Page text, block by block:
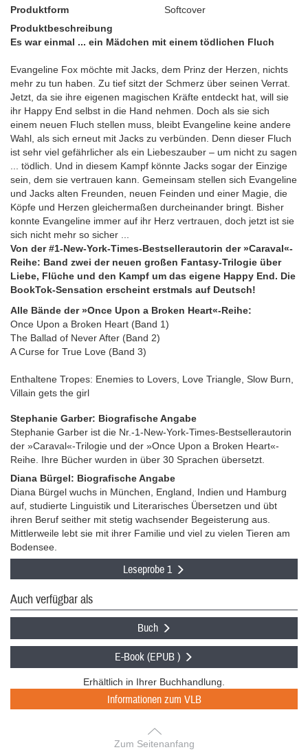
Produktform
Softcover
Produktbeschreibung
Es war einmal ... ein Mädchen mit einem tödlichen Fluch
Evangeline Fox möchte mit Jacks, dem Prinz der Herzen, nichts
mehr zu tun haben. Zu tief sitzt der Schmerz über seinen Verrat.
Jetzt, da sie ihre eigenen magischen Kräfte entdeckt hat, will sie
ihr Happy End selbst in die Hand nehmen. Doch als sie sich
einem neuen Fluch stellen muss, bleibt Evangeline keine andere
Wahl, als sich erneut mit Jacks zu verbünden. Denn dieser Fluch
ist sehr viel gefährlicher als ein Liebeszauber – um nicht zu sagen
... tödlich. Und in diesem Kampf könnte Jacks sogar der Einzige
sein, dem sie vertrauen kann. Gemeinsam stellen sich Evangeline
und Jacks alten Freunden, neuen Feinden und einer Magie, die
Köpfe und Herzen gleichermaßen durcheinander bringt. Bisher
konnte Evangeline immer auf ihr Herz vertrauen, doch jetzt ist sie
sich nicht mehr so sicher ...
Von der #1-New-York-Times-Bestsellerautorin der »Caraval«-
Reihe: Band zwei der neuen großen Fantasy-Trilogie über
Liebe, Flüche und den Kampf um das eigene Happy End. Die
BookTok-Sensation erscheint erstmals auf Deutsch!
Alle Bände der »Once Upon a Broken Heart«-Reihe:
Once Upon a Broken Heart (Band 1)
The Ballad of Never After (Band 2)
A Curse for True Love (Band 3)
Enthaltene Tropes: Enemies to Lovers, Love Triangle, Slow Burn,
Villain gets the girl
Stephanie Garber: Biografische Angabe
Stephanie Garber ist die Nr.-1-New-York-Times-Bestsellerautorin
der »Caraval«-Trilogie und der »Once Upon a Broken Heart«-
Reihe. Ihre Bücher wurden in über 30 Sprachen übersetzt.
Diana Bürgel: Biografische Angabe
Diana Bürgel wuchs in München, England, Indien und Hamburg
auf, studierte Linguistik und Literarisches Übersetzen und übt
ihren Beruf seither mit stetig wachsender Begeisterung aus.
Mittlerweile lebt sie mit ihrer Familie und viel zu vielen Tieren am
Bodensee.
Leseprobe 1
Auch verfügbar als
Buch
E-Book (EPUB )
Erhältlich in Ihrer Buchhandlung.
Informationen zum VLB
Zum Seitenanfang